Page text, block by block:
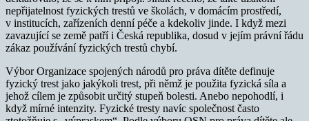
nepřijatelnost fyzických trestů ve školách, v domácím prostředí,
v institucích, zařízeních denní péče a kdekoliv jinde. I když mezi
zavazující se země patří i Česká republika, dosud v jejím právní řádu
zákaz používání fyzických trestů chybí.
Výbor Organizace spojených národů pro práva dítěte definuje
fyzický trest jako jakýkoli trest, při němž je použita fyzická síla a
jehož cílem je způsobit určitý stupeň bolesti. Anebo nepohodlí, i
když mírné intenzity. Fyzické tresty navíc společnost často